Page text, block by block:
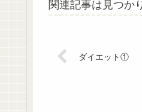
関連記事は見つか
ダイエット①